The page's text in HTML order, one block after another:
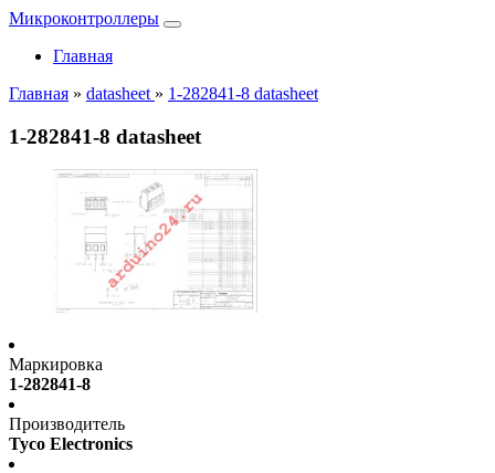
Микроконтроллеры
Главная
Главная » datasheet » 1-282841-8 datasheet
1-282841-8 datasheet
Маркировка
1-282841-8
Производитель
Tyco Electronics